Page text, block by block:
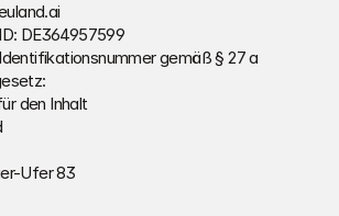
DE364957599
gemäß § 27 a
den Inhalt
Ufer 83